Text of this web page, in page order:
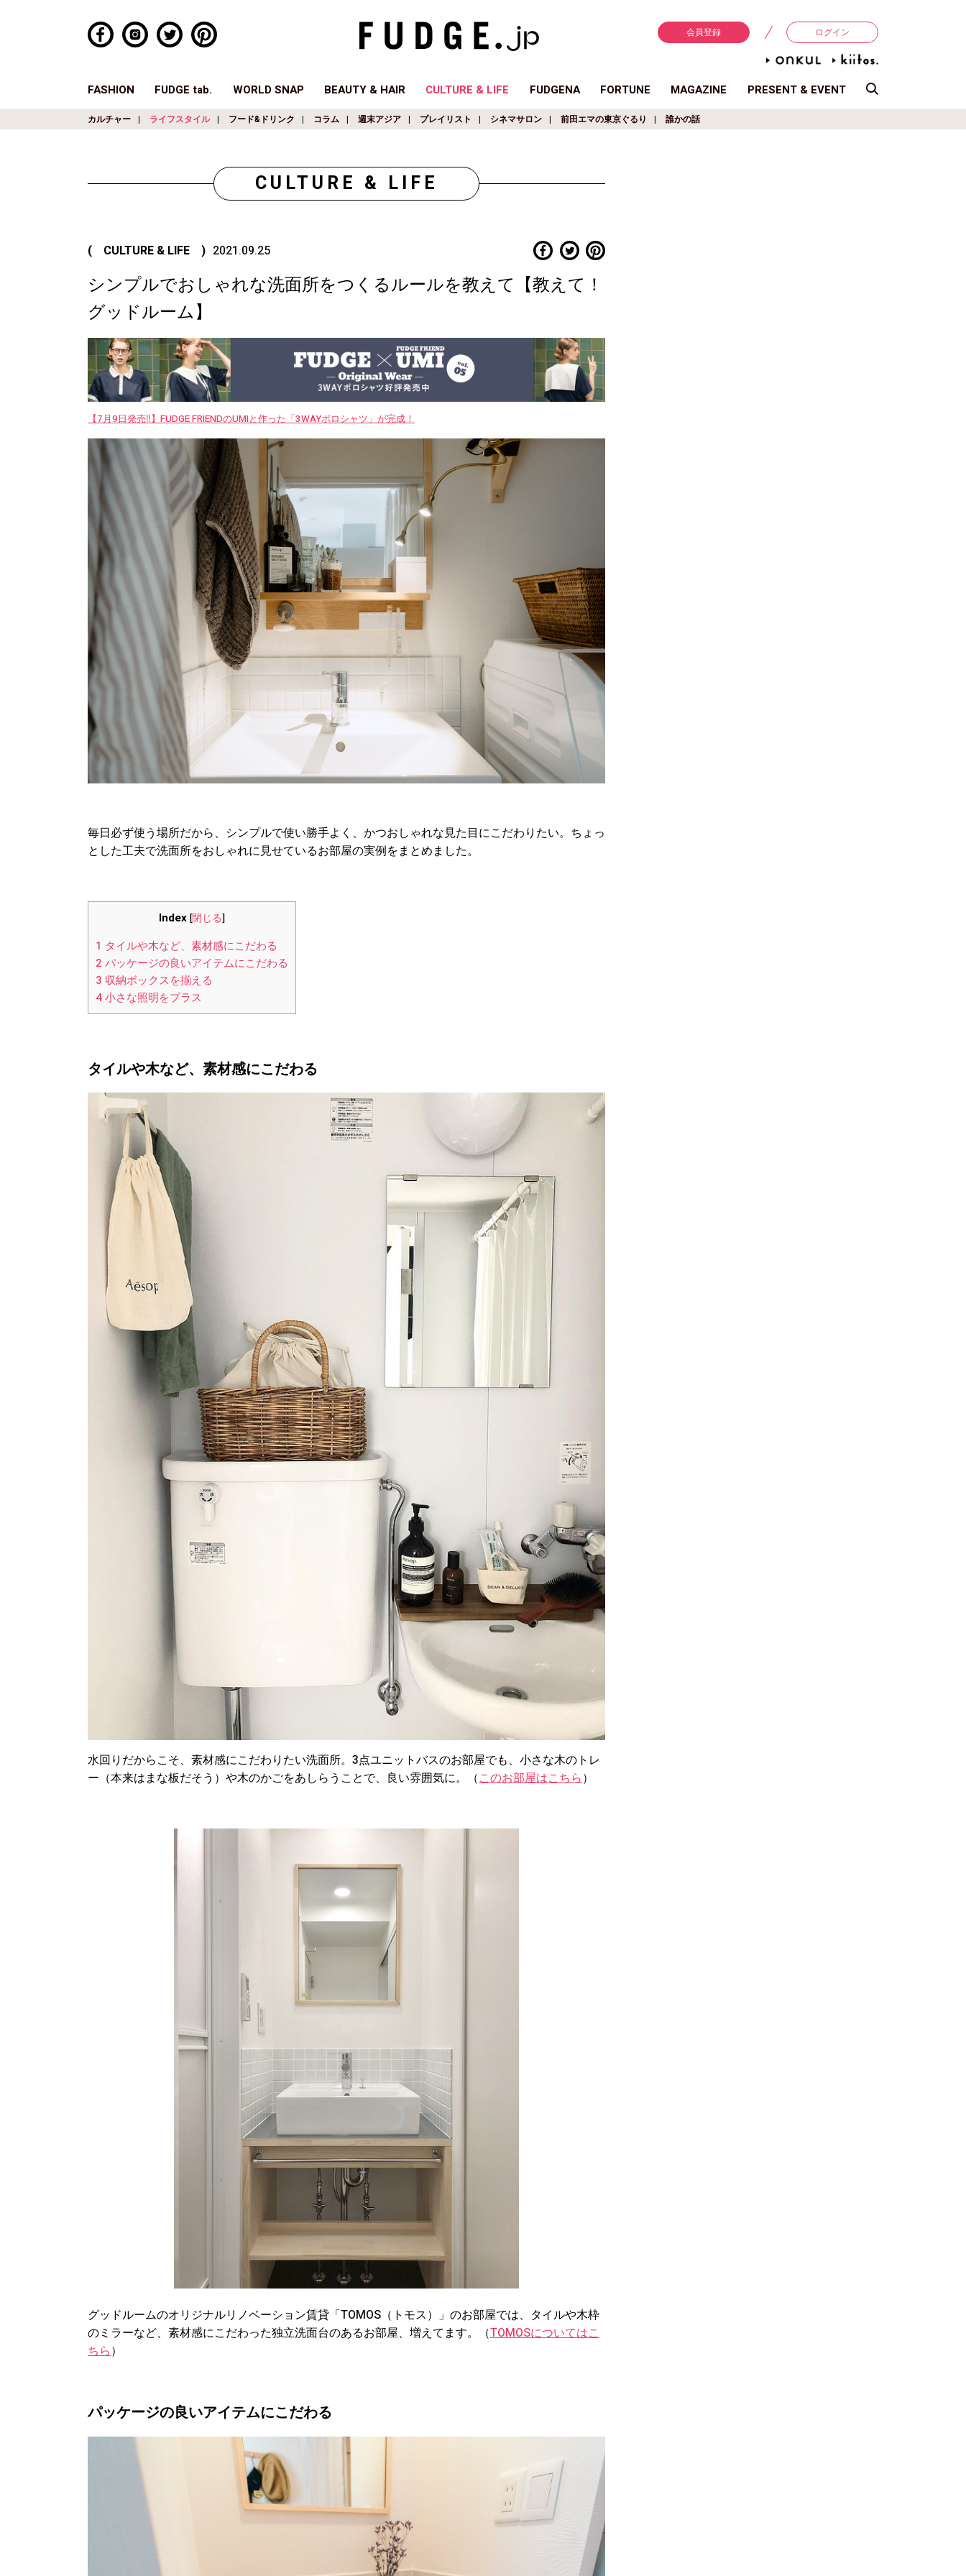
会員登録 ログイン
FASHION FUDGE tab. WORLD SNAP BEAUTY & HAIR CULTURE & LIFE FUDGENA FORTUNE MAGAZINE PRESENT & EVENT
カルチャー ライフスタイル フード&ドリンク コラム 週末アジア プレイリスト シネマサロン 前田エマの東京ぐるり 誰かの話
CULTURE & LIFE
( CULTURE & LIFE ) 2021.09.25
シンプルでおしゃれな洗面所をつくるルールを教えて【教えて！
グッドルーム】
【7月9日発売‼︎】FUDGE FRIENDのUMIと作った「3WAYポロシャツ」が完成！
毎日必ず使う場所だから、シンプルで使い勝手よく、かつおしゃれな見た目にこだわりたい。ちょっ
とした工夫で洗面所をおしゃれに見せているお部屋の実例をまとめました。
Index [閉じる]
1 タイルや木など、素材感にこだわる
2 パッケージの良いアイテムにこだわる
3 収納ボックスを揃える
4小さな照明をプラス
タイルや木など、素材感にこだわる
水回りだからこそ、素材感にこだわりたい洗面所。3点ユニットバスのお部屋でも、小さな木のトレ
ー（本来はまな板だそう）や木のかごをあしらうことで、良い雰囲気に。（このお部屋はこちら）
グッドルームのオリジナルリノベーション賃貸「TOMOS（トモス）」のお部屋では、タイルや木枠
のミラーなど、素材感にこだわった独立洗面台のあるお部屋、増えてます。（TOMOSについてはこ
ちら）
パッケージの良いアイテムにこだわる